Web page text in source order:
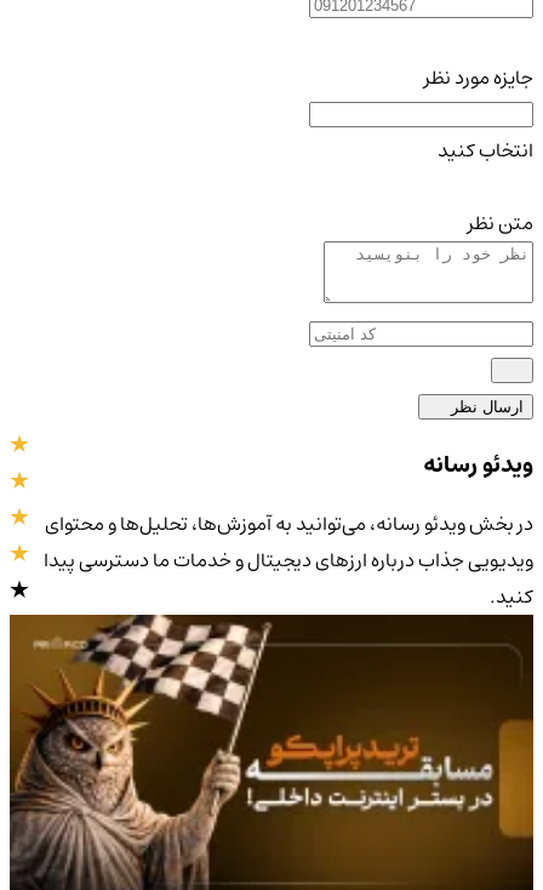
جایزه مورد نظر
انتخاب کنید
متن نظر
ارسال نظر
4.9/5
ویدئو رسانه
در بخش ویدئو رسانه، می‌توانید به آموزش‌ها، تحلیل‌ها و محتوای
ویدیویی جذاب درباره ارزهای دیجیتال و خدمات ما دسترسی پیدا
کنید.